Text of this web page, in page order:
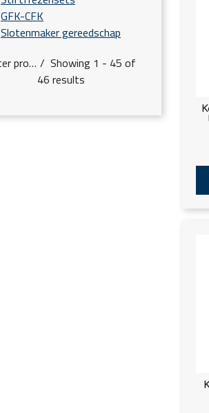
GFK-CFK
Slotenmaker gereedschap
Filter products
Showing 1 - 45 of
46 results